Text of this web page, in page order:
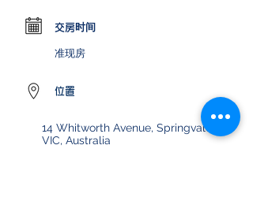
交房时间
准现房
位置
14 Whitworth Avenue, Springvale
VIC, Australia